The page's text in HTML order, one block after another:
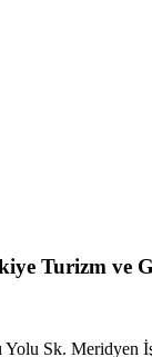
Turizm ve
Yolu Sk. Meridyen